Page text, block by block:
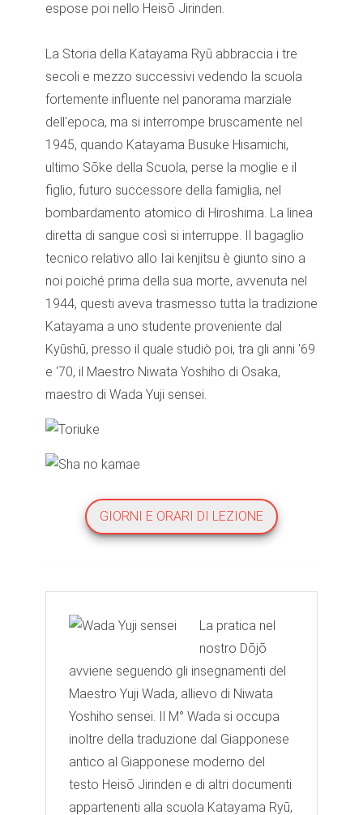
espose poi nello Heisō Jirinden.
La Storia della Katayama Ryū abbraccia i tre
secoli e mezzo successivi vedendo la scuola
fortemente influente nel panorama marziale
dell'epoca, ma si interrompe bruscamente nel
1945, quando Katayama Busuke Hisamichi,
ultimo Sōke della Scuola, perse la moglie e il
figlio, futuro successore della famiglia, nel
bombardamento atomico di Hiroshima. La linea
diretta di sangue così si interruppe. Il bagaglio
tecnico relativo allo Iai kenjitsu è giunto sino a
noi poiché prima della sua morte, avvenuta nel
1944, questi aveva trasmesso tutta la tradizione
Katayama a uno studente proveniente dal
Kyūshū, presso il quale studiò poi, tra gli anni '69
e '70, il Maestro Niwata Yoshiho di Osaka,
maestro di Wada Yuji sensei.
GIORNI E ORARI DI LEZIONE
La pratica nel
nostro Dōjō
avviene seguendo gli insegnamenti del
Maestro Yuji Wada, allievo di Niwata
Yoshiho sensei. Il M° Wada si occupa
inoltre della traduzione dal Giapponese
antico al Giapponese moderno del
testo Heisō Jirinden e di altri documenti
appartenenti alla scuola Katayama Ryū,